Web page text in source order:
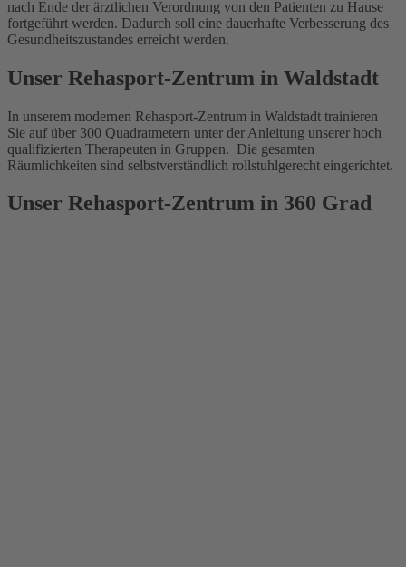
nach Ende der ärztlichen Verordnung von den Patienten zu Hause
fortgeführt werden. Dadurch soll eine dauerhafte Verbesserung des
Gesundheitszustandes erreicht werden.
Unser Rehasport-Zentrum in Waldstadt
In unserem modernen Rehasport-Zentrum in Waldstadt trainieren
Sie auf über 300 Quadratmetern unter der Anleitung unserer hoch
qualifizierten Therapeuten in Gruppen. Die gesamten
Räumlichkeiten sind selbstverständlich rollstuhlgerecht eingerichtet.
Unser Rehasport-Zentrum in 360 Grad